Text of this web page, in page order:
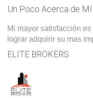
Un Poco Acerca de Mí
Mi mayor satisfacción
lograr adquirir su mas
ELITE BROKERS